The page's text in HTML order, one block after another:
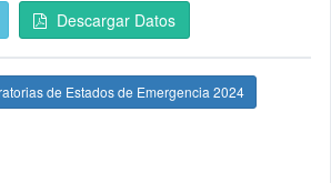
Descargar Datos
de Estados de Emergencia 2024